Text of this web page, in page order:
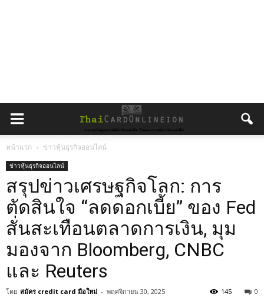
หน้าแรก ข่าวหุ้นธุรกิจออนไลน์
ข่าวหุ้นธุรกิจออนไลน์
สรุปข่าวเศรษฐกิจโลก: การ
ตัดสินใจ “ลดดอกเบี้ย” ของ Fed
สั่นสะเทือนตลาดการเงิน, มุม
มองจาก Bloomberg, CNBC
และ Reuters
โดย สมัคร credit card มือใหม่ - พฤศจิกายน 30, 2025 0
145